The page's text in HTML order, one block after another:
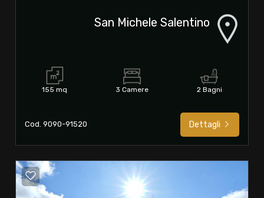
San Michele Salentino
155 mq 3 Camere 2 Bagni
Cod. 9090-91520 Dettagli